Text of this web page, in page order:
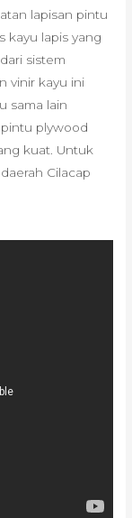
lapisan pintu
kayu lapis yang
sistem
vinir kayu ini
sama lain
plywood
kuat. Untuk
Cilacap